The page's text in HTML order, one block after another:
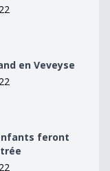
en Veveyse
feront